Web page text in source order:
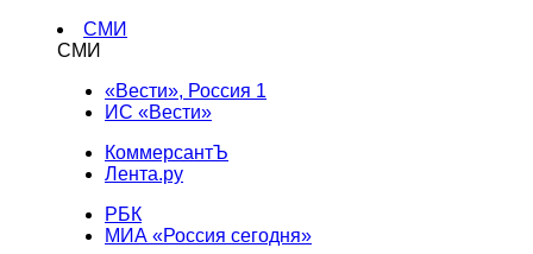
СМИ
СМИ
«Вести», Россия 1
ИС «Вести»
КоммерсантЪ
Лента.ру
РБК
МИА «Россия сегодня»